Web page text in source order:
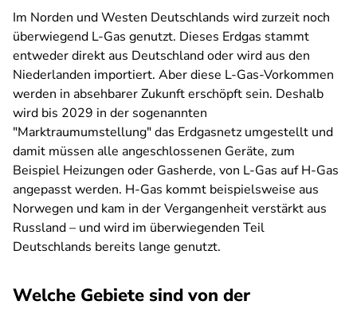
Im Norden und Westen Deutschlands wird zurzeit noch
überwiegend L-Gas genutzt. Dieses Erdgas stammt
entweder direkt aus Deutschland oder wird aus den
Niederlanden importiert. Aber diese L-Gas-Vorkommen
werden in absehbarer Zukunft erschöpft sein. Deshalb
wird bis 2029 in der sogenannten
"Marktraumumstellung" das Erdgasnetz umgestellt und
damit müssen alle angeschlossenen Geräte, zum
Beispiel Heizungen oder Gasherde, von L-Gas auf H-Gas
angepasst werden. H-Gas kommt beispielsweise aus
Norwegen und kam in der Vergangenheit verstärkt aus
Russland – und wird im überwiegenden Teil
Deutschlands bereits lange genutzt.
Welche Gebiete sind von der